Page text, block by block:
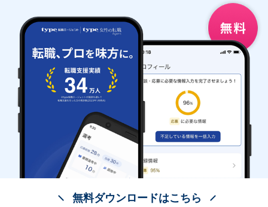
無料ダウンロードはこちら